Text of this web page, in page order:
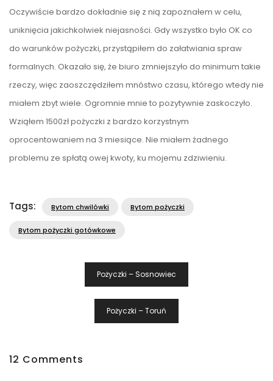
Oczywiście bardzo dokładnie się z nią zapoznałem w celu,
uniknięcia jakichkolwiek niejasności. Gdy wszystko było OK co
do warunków pożyczki, przystąpiłem do załatwiania spraw
formalnych. Okazało się, że biuro zmniejszyło do minimum takie
rzeczy, więc zaoszczędziłem mnóstwo czasu, którego wtedy nie
miałem zbyt wiele. Ogromnie mnie to pozytywnie zaskoczyło.
Wziąłem 1500zł pożyczki z bardzo korzystnym
oprocentowaniem na 3 miesiące. Nie miałem żadnego
problemu ze spłatą owej kwoty, ku mojemu zdziwieniu.
Tags: Bytom chwilówki Bytom pożyczki
Bytom pożyczki gotówkowe
Pożyczki – Sosnowiec
Pożyczki – Toruń
12 Comments